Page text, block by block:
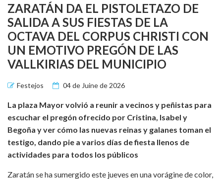
ZARATÁN DA EL PISTOLETAZO DE
SALIDA A SUS FIESTAS DE LA
OCTAVA DEL CORPUS CHRISTI CON
UN EMOTIVO PREGÓN DE LAS
VALLKIRIAS DEL MUNICIPIO
Festejos 04 de Juine de 2026
La plaza Mayor volvió a reunir a vecinos y peñistas para
escuchar el pregón ofrecido por Cristina, Isabel y
Begoña y ver cómo las nuevas reinas y galanes toman el
testigo, dando pie a varios días de fiesta llenos de
actividades para todos los públicos
Zaratán se ha sumergido este jueves en una vorágine de color,